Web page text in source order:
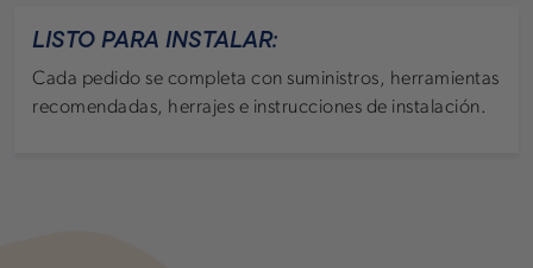
LISTO PARA INSTALAR:
Cada pedido se completa con suministros, herramientas
recomendadas, herrajes e instrucciones de instalación.